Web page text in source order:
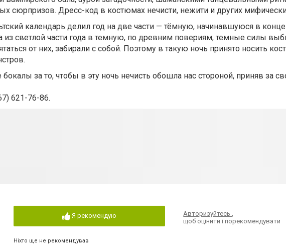
сюрпризов. Дресс-код в костюмах нечисти, нежити и других
календарь делил год на две части — тёмную, начинавшуюся в
из светлой части года в темную, по древним повериям, темные силы
от них, забирали с собой. Поэтому в такую ночь принято носить
за то, чтобы в эту ночь нечисть обошла нас стороной, приняв за
621-76-86.
Я рекомендую
Ніхто ще не рекомендував
Авторизуйтесь,
щоб оцінити і порекомендувати